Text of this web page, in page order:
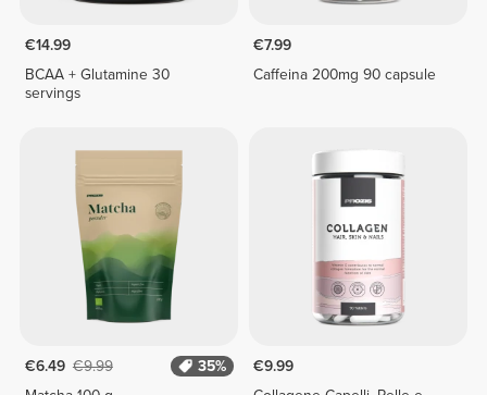
€14.99
BCAA + Glutamine 30
servings
€7.99
Caffeina 200mg 90 capsule
€6.49 €9.99
35%
€9.99